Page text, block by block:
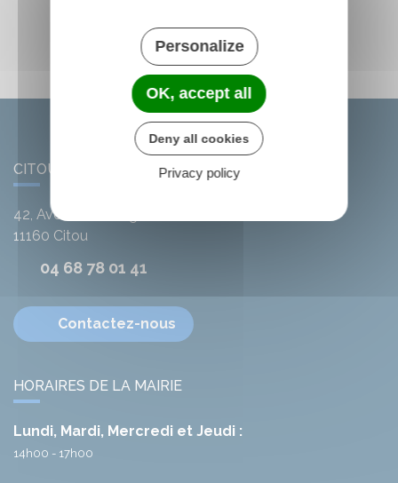
CITOU
42, Avenue de l'Argent-Double
11160 Citou
04 68 78 01 41
Contactez-nous
HORAIRES DE LA MAIRIE
Lundi, Mardi, Mercredi et Jeudi :
14h00 - 17h00
Personalize
OK, accept all
Deny all cookies
Privacy policy